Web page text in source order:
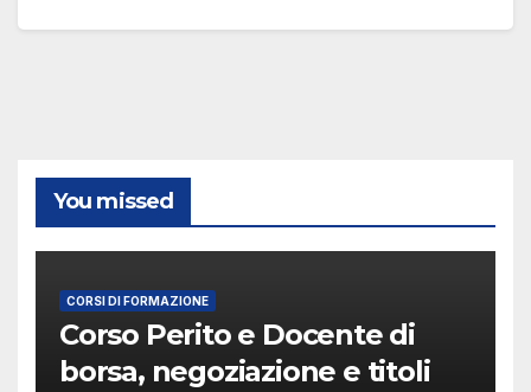
You missed
CORSI DI FORMAZIONE
Corso Perito e Docente di
borsa, negoziazione e titoli